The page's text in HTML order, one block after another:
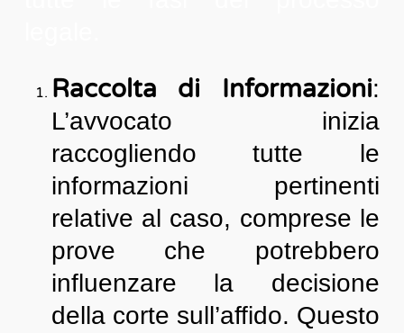
Raccolta di Informazioni:
L’avvocato inizia
raccogliendo tutte le
informazioni pertinenti
relative al caso, comprese le
prove che potrebbero
influenzare la decisione
della corte sull’affido. Questo